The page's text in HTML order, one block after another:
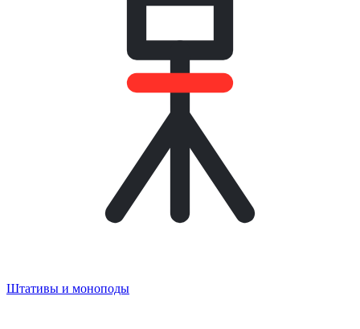
Штативы и моноподы